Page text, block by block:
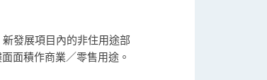
發展項目內的非住用途部
面積作商業／零售用途。